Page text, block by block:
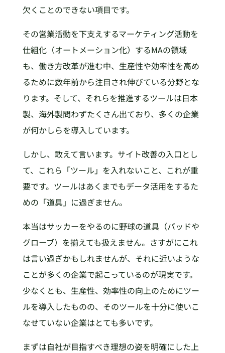
欠くことのできない項目です。
その営業活動を下支えするマーケティング活動を
仕組化（オートメーション化）するMAの領域
も、働き方改革が進む中、生産性や効率性を高め
るために数年前から注目され伸びている分野とな
ります。そして、それらを推進するツールは日本
製、海外製問わずたくさん出ており、多くの企業
が何かしらを導入しています。
しかし、敢えて言います。サイト改善の入口とし
て、これら「ツール」を入れないこと、これが重
要です。ツールはあくまでもデータ活用をするた
めの「道具」に過ぎません。
本当はサッカーをやるのに野球の道具（バッドや
グローブ）を揃えても扱えません。さすがにこれ
は言い過ぎかもしれませんが、それに近いような
ことが多くの企業で起こっているのが現実です。
少なくとも、生産性、効率性の向上のためにツー
ルを導入したものの、そのツールを十分に使いこ
なせていない企業はとても多いです。
まずは自社が目指すべき理想の姿を明確にした上